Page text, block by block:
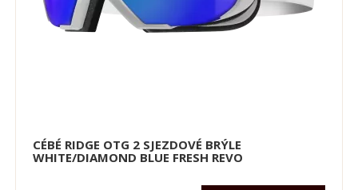
CÉBÉ RIDGE OTG 2 SJEZDOVÉ BRÝLE
WHITE/DIAMOND BLUE FRESH REVO